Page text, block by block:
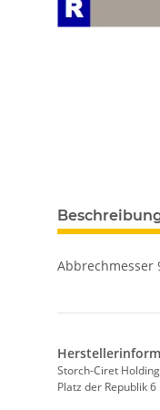
Storch-Ciret
Platz der Republik 6